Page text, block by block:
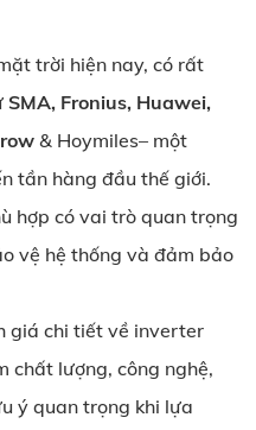
trời hiện nay, có rất
SMA, Fronius, Huawei,
& Hoymiles– một
tần hàng đầu thế giới.
hợp có vai trò quan trọng
vệ hệ thống và đảm bảo
giá chi tiết về inverter
chất lượng, công nghệ,
ý quan trọng khi lựa